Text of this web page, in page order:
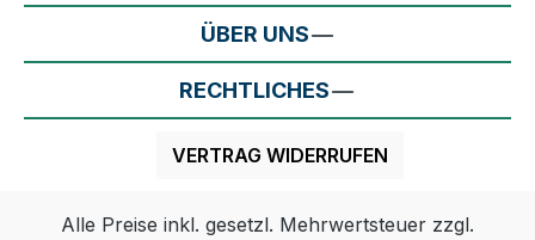
ÜBER UNS
RECHTLICHES
VERTRAG WIDERRUFEN
Alle Preise inkl. gesetzl. Mehrwertsteuer zzgl.